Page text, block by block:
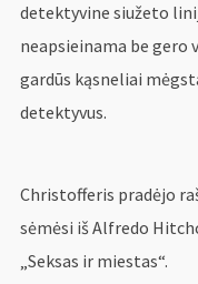
detektyvine siužeto
neapsieinama be gero
gardūs kąsneliai
detektyvus.
Christofferis pradėjo
sėmėsi iš Alfredo
„Seksas ir miestas“.